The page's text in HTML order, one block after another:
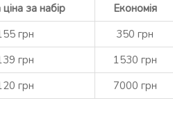
за набір
Економія
грн
350 грн
грн
1530 грн
грн 7000 грн